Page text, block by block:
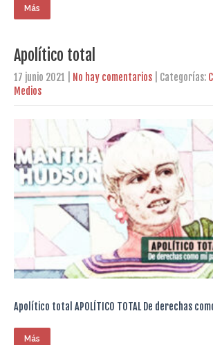
Más
Apolítico total
17 junio 2021 No hay comentarios | Categorías:
Medios
Apolítico total APOLÍTICO TOTAL De derechas
Más